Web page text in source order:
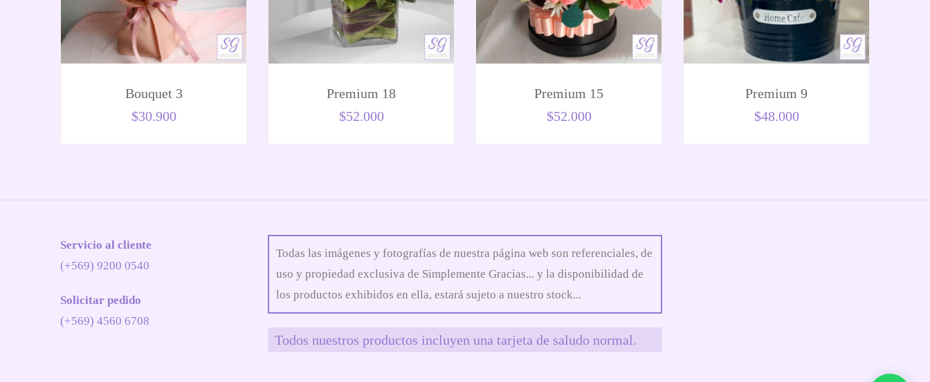
Bouquet 3
$30.900
Premium 18
$52.000
Premium 15
$52.000
Premium 9
$48.000
Servicio al cliente
(+569) 9200 0540
Solicitar pedido
(+569) 4560 6708
Todas las imágenes y fotografías de nuestra página web son referenciales, de
uso y propiedad exclusiva de Simplemente Gracias... y la disponibilidad de
los productos exhibidos en ella, estará sujeto a nuestro stock...
Todos nuestros productos incluyen una tarjeta de saludo normal.